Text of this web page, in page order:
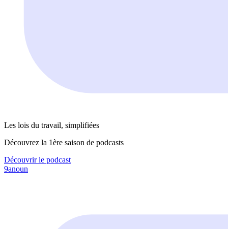
Les lois du travail, simplifiées
Découvrez la 1ère saison de podcasts
Découvrir le podcast
9anoun